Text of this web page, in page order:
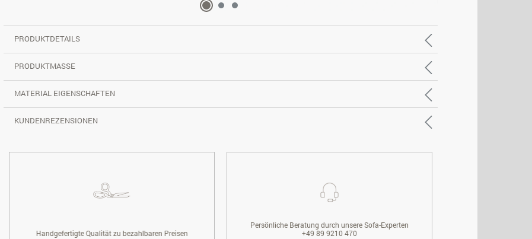
PRODUKTDETAILS
PRODUKTMASSE
MATERIAL EIGENSCHAFTEN
KUNDENREZENSIONEN
Handgefertigte Qualität zu bezahlbaren Preisen
Persönliche Beratung durch unsere Sofa-Experten
+49 89 9210 470